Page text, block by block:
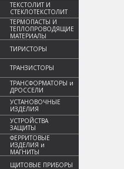
ТЕКСТОЛИТ И
СТЕКЛОТЕКСТОЛИТ
ТЕРМОПАСТЫ И
ТЕПЛОПРОВОДЯЩИЕ
МАТЕРИАЛЫ
ТИРИСТОРЫ
ТРАНЗИСТОРЫ
ТРАНСФОРМАТОРЫ и
ДРОССЕЛИ
УСТАНОВОЧНЫЕ
ИЗДЕЛИЯ
УСТРОЙСТВА
ЗАЩИТЫ
ФЕРРИТОВЫЕ
ИЗДЕЛИЯ и
МАГНИТЫ
ЩИТОВЫЕ ПРИБОРЫ